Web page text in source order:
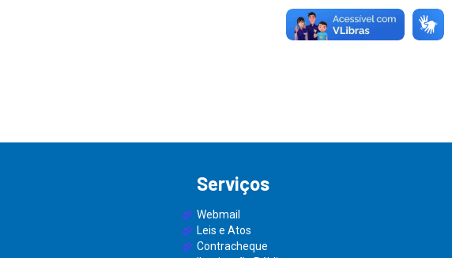
Serviços
Webmail
Leis e Atos
Contracheque